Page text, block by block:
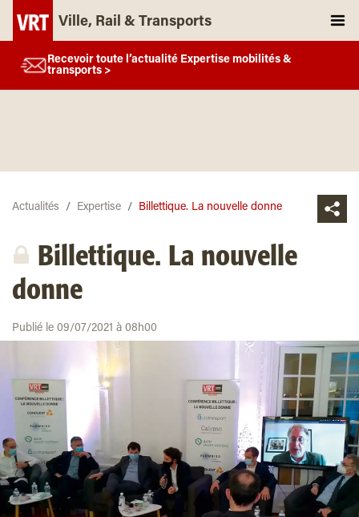
Ville, Rail & Transports
Recevoir toute l’actualité Expertise mobilités &
transports >
Actualités Expertise Billettique. La nouvelle donne
Billettique. La nouvelle
donne
Publié le 09/07/2021 à 08h00